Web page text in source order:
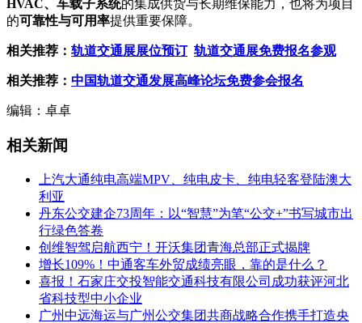
HVAC、车载子系统的集成供货与长期维保能力，也将为项目
的可靠性与可用率提供重要保障。
相关推荐： 轨道交通展展位预订 轨道交通展免费报名参观
相关推荐： 中国轨道交通发展高峰论坛免费参会报名
编辑：卓卓
相关新闻
上汽大通纯电高端MPV、纯电皮卡、纯电轻客登陆澳大
利亚
丹东公交建企73周年：以“智慧”为笔“公交+”书写城市出
行绿色答卷
创维智驾启航西宁！开沃集团青海总部正式揭牌
增长109%！中通客车外贸成绩亮眼，靠的是什么？
喜报！石家庄交投智能交通科技有限公司成功获评河北
省科技型中小企业
广州中远海运与广州公交集团共商战略合作携手打造央